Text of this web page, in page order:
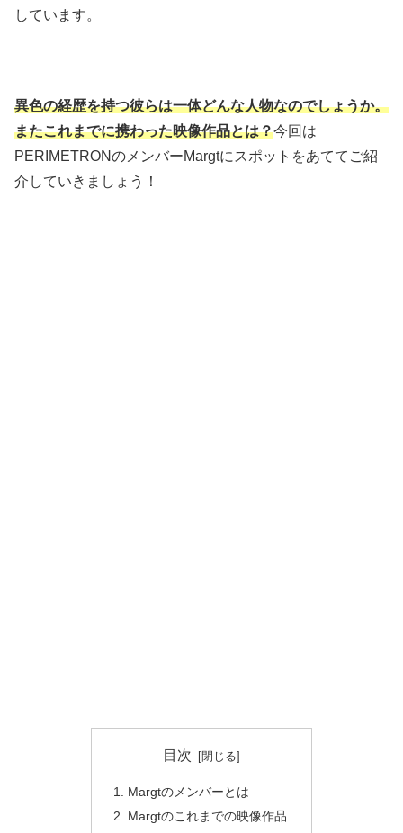
しています。
異色の経歴を持つ彼らは一体どんな人物なのでしょうか。
またこれまでに携わった映像作品とは？今回は
PERIMETRONのメンバーMargtにスポットをあててご紹
介していきましょう！
目次
Margtのメンバーとは
Margtのこれまでの映像作品